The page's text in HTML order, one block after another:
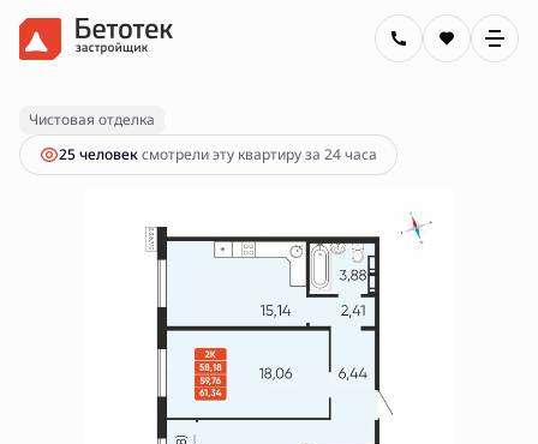
2-комнатная59.76 м 10 150 000 руб.
Ипотекаот 36 452 руб.
Чистовая отделка
25 человексмотрели эту квартиру за 24 часа